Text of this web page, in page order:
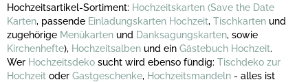
Hochzeitsartikel-Sortiment: Hochzeitskarten (Save the Date
Karten, passende Einladungskarten Hochzeit, Tischkarten und
zugehörige Menükarten und Danksagungskarten, sowie
Kirchenhefte), Hochzeitsalben und ein Gästebuch Hochzeit.
Wer Hochzeitsdeko sucht wird ebenso fündig: Tischdeko zur
Hochzeit oder Gastgeschenke, Hochzeitsmandeln - alles ist